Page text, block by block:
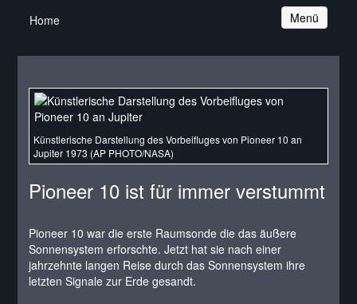
Navigation
Menü
Home
Künstlerische Darstellung des Vorbeifluges von Pioneer 10 an
Jupiter 1973 (AP PHOTO/NASA)
Pioneer 10 ist für immer verstummt
Pioneer 10 war die erste Raumsonde die das äußere
Sonnensystem erforschte. Jetzt hat sie nach einer
jahrzehnte langen Reise durch das Sonnensystem ihre
letzten Signale zur Erde gesandt.